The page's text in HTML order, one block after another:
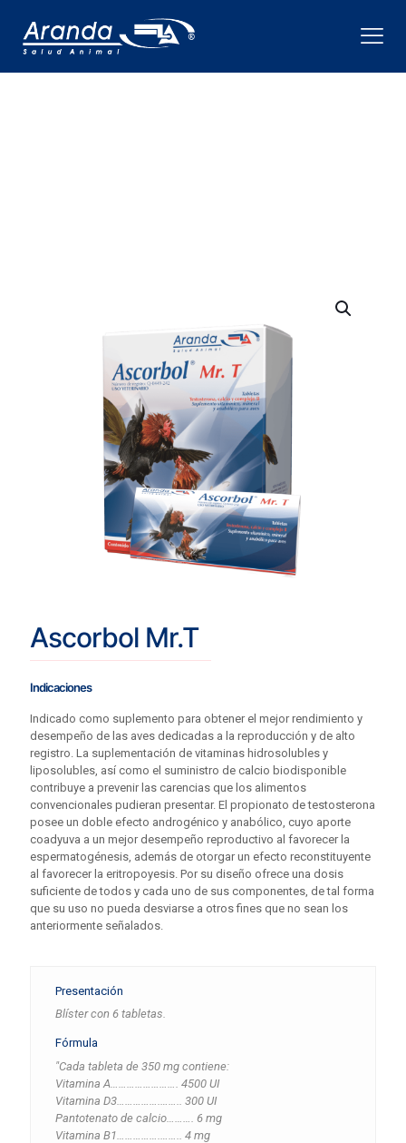
Ascorbol Mr.T
Indicaciones
Indicado como suplemento para obtener el mejor rendimiento y
desempeño de las aves dedicadas a la reproducción y de alto
registro. La suplementación de vitaminas hidrosolubles y
liposolubles, así como el suministro de calcio biodisponible
contribuye a prevenir las carencias que los alimentos
convencionales pudieran presentar. El propionato de testosterona
posee un doble efecto androgénico y anabólico, cuyo aporte
coadyuva a un mejor desempeño reproductivo al favorecer la
espermatogénesis, además de otorgar un efecto reconstituyente
al favorecer la eritropoyesis. Por su diseño ofrece una dosis
suficiente de todos y cada uno de sus componentes, de tal forma
que su uso no pueda desviarse a otros fines que no sean los
anteriormente señalados.
Presentación
Blíster con 6 tabletas.
Fórmula
"Cada tableta de 350 mg contiene:
Vitamina A……………………. 4500 UI
Vitamina D3…………….…….. 300 UI
Pantotenato de calcio………. 6 mg
Vitamina B1…………….…….. 4 mg